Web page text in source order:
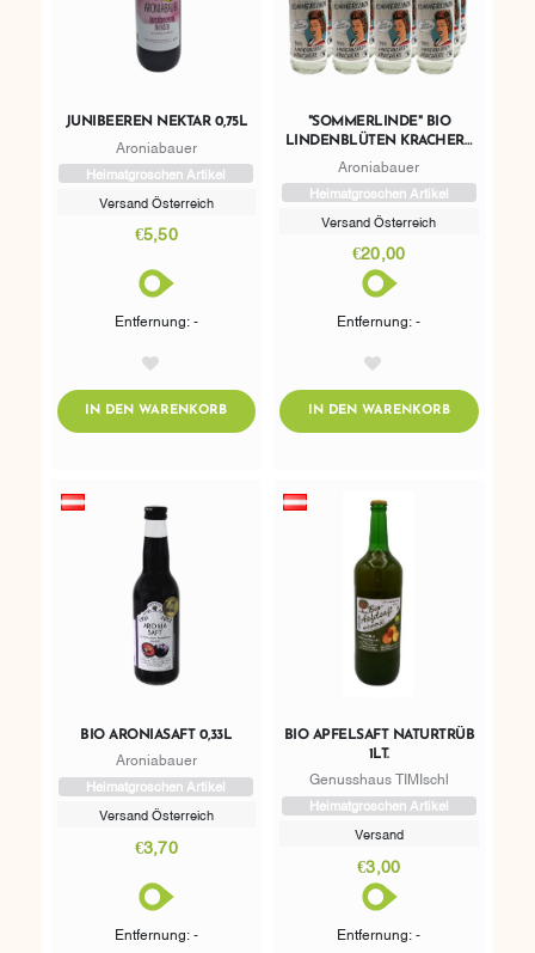
JUNIBEEREN NEKTAR 0,75L
Aroniabauer
Heimatgroschen Artikel
Versand Österreich
€5,50
Entfernung: -
IN DEN WARENKORBADDTOCART
"SOMMERLINDE" BIO
LINDENBLÜTEN KRACHERL
0,33L 12ER TRAY
Aroniabauer
Heimatgroschen Artikel
Versand Österreich
€20,00
Entfernung: -
IN DEN WARENKORBADDTOCART
BIO ARONIASAFT 0,33L
Aroniabauer
Heimatgroschen Artikel
Versand Österreich
€3,70
Entfernung: -
BIO APFELSAFT NATURTRÜB
1LT.
Genusshaus TIMIschl
Heimatgroschen Artikel
Versand
€3,00
Entfernung: -